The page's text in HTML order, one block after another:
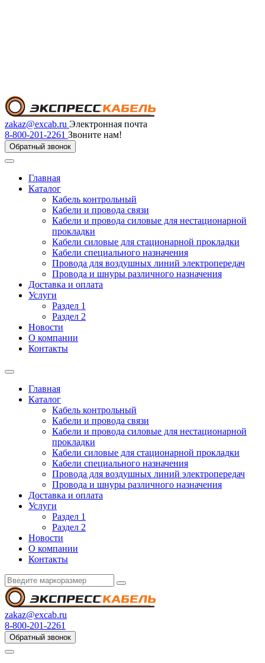
zakaz@excab.ru Электронная почта
8-800-201-2261 Звоните нам!
Обратный звонок
Главная
Каталог
Кабель контрольный
Кабели и провода связи
Кабели и провода силовые для нестационарной
прокладки
Кабели силовые для стационарной прокладки
Кабели специального назначения
Провода для воздушных линий электропередач
Провода и шнуры различного назначения
Доставка и оплата
Услуги
Раздел 1
Раздел 2
Новости
О компании
Контакты
Главная
Каталог
Кабель контрольный
Кабели и провода связи
Кабели и провода силовые для нестационарной
прокладки
Кабели силовые для стационарной прокладки
Кабели специального назначения
Провода для воздушных линий электропередач
Провода и шнуры различного назначения
Доставка и оплата
Услуги
Раздел 1
Раздел 2
Новости
О компании
Контакты
zakaz@excab.ru
8-800-201-2261
Обратный звонок